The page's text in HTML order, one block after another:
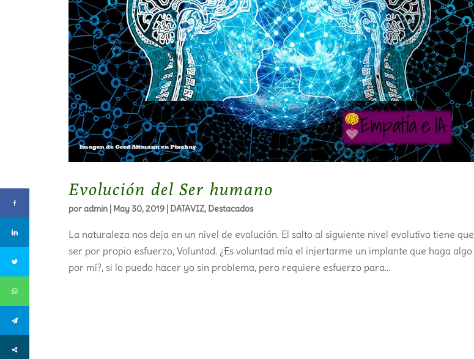
Evolución del Ser humano
poradmin| May 30, 2019| DATAVIZ, Destacados
La naturaleza nos deja en un nivel de evolución. El salto al siguiente nivel evolutivo tiene que
ser por propio esfuerzo, Voluntad. ¿Es voluntad mía el injertarme un implante que haga algo
por mí?, si lo puedo hacer yo sin problema, pero requiere esfuerzo para...